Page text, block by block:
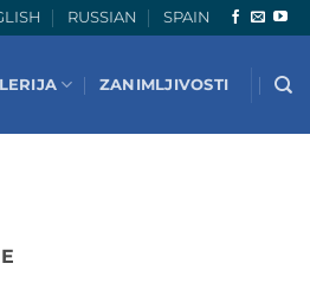
RUSSIAN SPAIN
ZANIMLJIVOSTI